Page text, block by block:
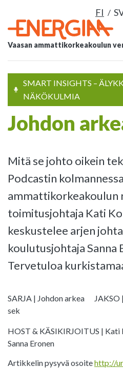
FI
Vaasan ammattikorkeakoulun
SMART INSIGHTS –
NÄKÖKULMIA
Johdon
Mitä se johto oikein
Podcastin
ammattikorkeakoulun
toimitusjohtaja Kati
keskustelee arjen
koulutusjohtaja Sanna
Tervetuloa
SARJA | Johdon arkea JAKSO
sek
HOST & KÄSIKIRJOITUS | Kati
Sanna Eronen
Artikkelin pysyvä osoitehttp://